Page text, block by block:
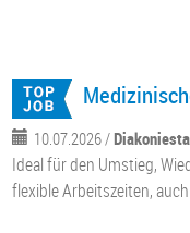
10.07.2026 /
Ideal für den Umstieg,
flexible Arbeitszeiten,